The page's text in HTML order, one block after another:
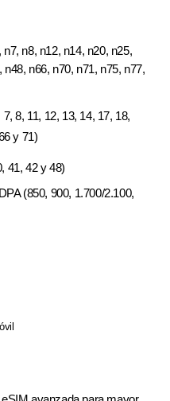
n8, n12, n14, n20, n25,
n66, n70, n71, n75, n77,
8, 11, 12, 13, 14, 17, 18,
y 71)
41, 42 y 48)
(850, 900, 1.700/2.100,